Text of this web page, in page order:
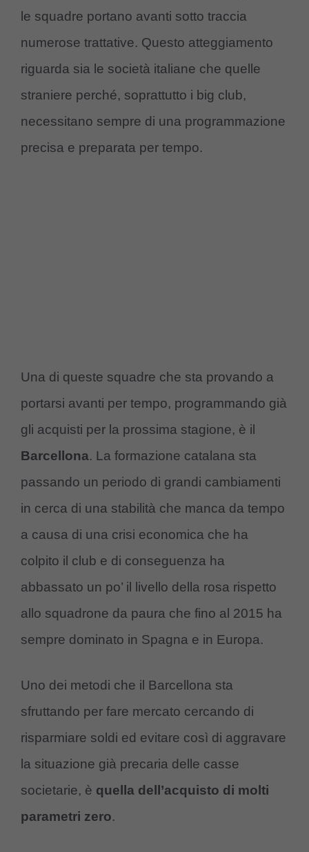
le squadre portano avanti sotto traccia
numerose trattative. Questo atteggiamento
riguarda sia le società italiane che quelle
straniere perché, soprattutto i big club,
necessitano sempre di una programmazione
precisa e preparata per tempo.
Una di queste squadre che sta provando a
portarsi avanti per tempo, programmando già
gli acquisti per la prossima stagione, è il
Barcellona. La formazione catalana sta
passando un periodo di grandi cambiamenti
in cerca di una stabilità che manca da tempo
a causa di una crisi economica che ha
colpito il club e di conseguenza ha
abbassato un po’ il livello della rosa rispetto
allo squadrone da paura che fino al 2015 ha
sempre dominato in Spagna e in Europa.
Uno dei metodi che il Barcellona sta
sfruttando per fare mercato cercando di
risparmiare soldi ed evitare così di aggravare
la situazione già precaria delle casse
societarie, è quella dell’acquisto di molti
parametri zero.